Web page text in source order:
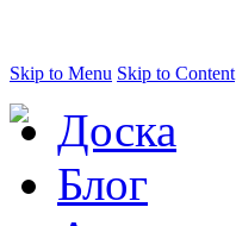
Skip to Menu Skip to Content
Доска
Блог